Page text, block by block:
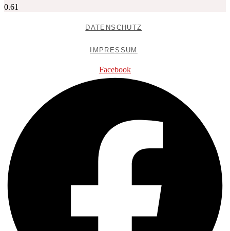
DATENSCHUTZ
IMPRESSUM
Facebook